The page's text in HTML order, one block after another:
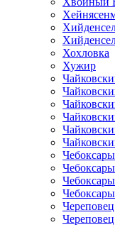
Хохловка
Хужир
Чебоксары
Череповец